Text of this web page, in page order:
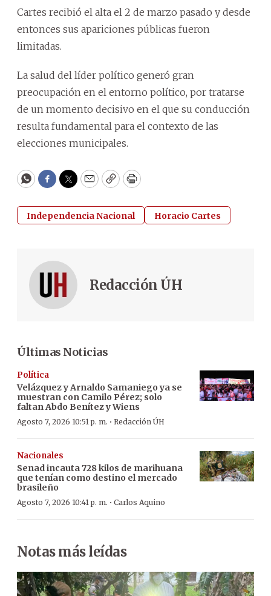
Cartes recibió el alta el 2 de marzo pasado y desde
entonces sus apariciones públicas fueron
limitadas.
La salud del líder político generó gran
preocupación en el entorno político, por tratarse
de un momento decisivo en el que su conducción
resulta fundamental para el contexto de las
elecciones municipales.
WhatsApp
Facebook
Twitter
EmailCopyPrint
Independencia Nacional Horacio Cartes
Redacción ÚH
Últimas Noticias
Política
Velázquez y Arnaldo Samaniego ya se
muestran con Camilo Pérez; solo
faltan Abdo Benítez y Wiens
Agosto 7, 2026 10:51 p. m. · Redacción ÚH
Nacionales
Senad incauta 728 kilos de marihuana
que tenían como destino el mercado
brasileño
Agosto 7, 2026 10:41 p. m. · Carlos Aquino
Notas más leídas